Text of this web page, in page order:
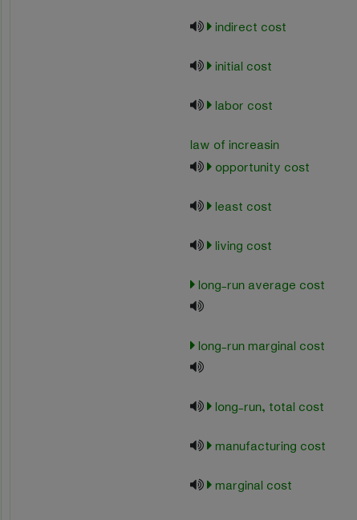
indirect cost
initial cost
labor cost
law of increasin
opportunity cost
least cost
living cost
long-run average cost
long-run marginal cost
long-run, total cost
manufacturing cost
marginal cost